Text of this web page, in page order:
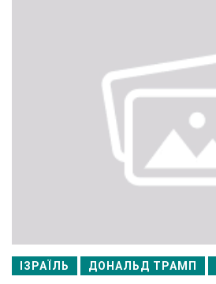
ІЗРАЇЛЬ ДОНАЛЬД ТРАМП